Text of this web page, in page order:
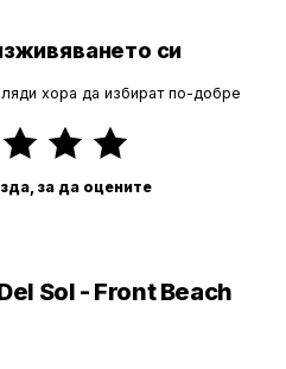
си
хора да избират по-добре
за да оцените
Sol - Front Beach